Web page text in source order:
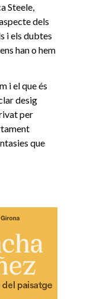
Steele,
dels
i els dubtes
han o hem
i el que és
desig
per
que